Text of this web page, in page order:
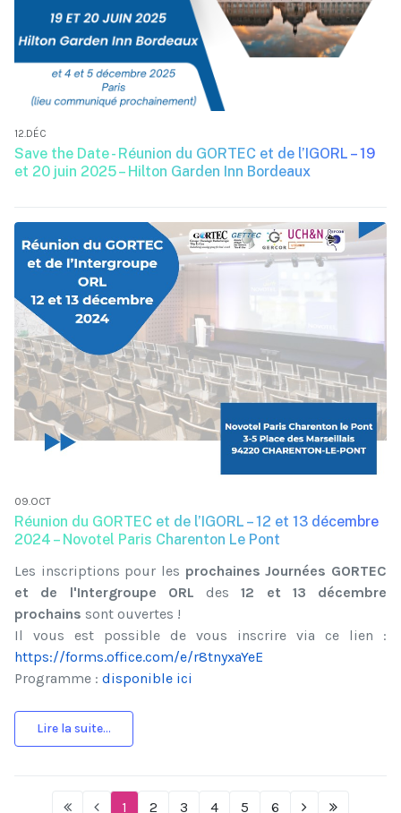
12.DÉC
Save the Date - Réunion du GORTEC et de l’IGORL – 19
et 20 juin 2025 – Hilton Garden Inn Bordeaux
09.OCT
Réunion du GORTEC et de l’IGORL – 12 et 13 décembre
2024 – Novotel Paris Charenton Le Pont
Les inscriptions pour les prochaines Journées GORTEC
et de l'Intergroupe ORL des12 et 13 décembre
prochains sont ouvertes !
Il vous est possible de vous inscrire via ce lien :
https://forms.office.com/e/r8tnyxaYeE
Programme : disponible ici
Lire la suite...
1 2 3 4 5 6